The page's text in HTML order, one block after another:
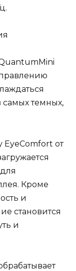
самых темных,
от
Кроме
и
становится
и